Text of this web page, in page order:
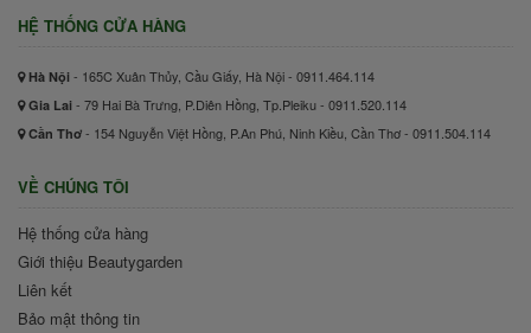
HỆ THỐNG CỬA HÀNG
Hà Nội - 165C Xuân Thủy, Cầu Giấy, Hà Nội - 0911.464.114
Gia Lai - 79 Hai Bà Trưng, P.Diên Hồng, Tp.Pleiku - 0911.520.114
Cần Thơ - 154 Nguyễn Việt Hồng, P.An Phú, Ninh Kiều, Cần Thơ - 0911.504.114
VỀ CHÚNG TÔI
Hệ thống cửa hàng
Giới thiệu Beautygarden
Liên kết
Bảo mật thông tin